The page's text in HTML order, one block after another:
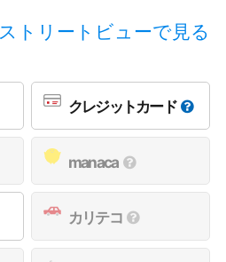
ストリートビューで見る
クレジットカード
manaca
カリテコ